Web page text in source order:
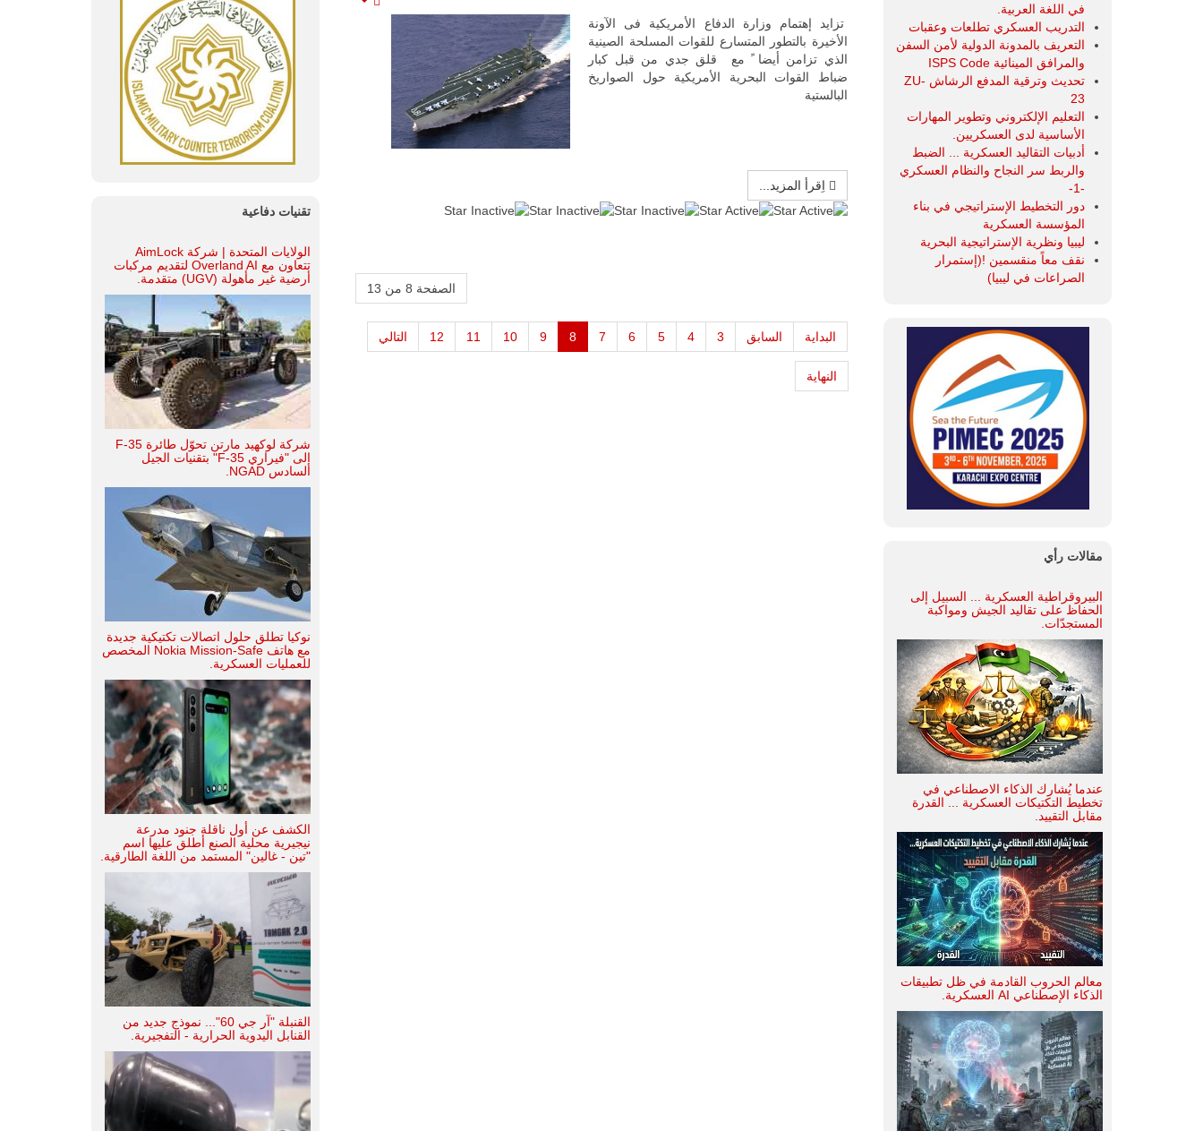
تزايد إهتمام وزارة الدفاع الأمريكية فى الآونة
الأخيرة بالتطور المتسارع للقوات المسلحة الصينية
الذي تزامن أيضا ً مع قلق جدي من قبل كبار
ضباط القوات البحرية الأمريكية حول الصواريخ
البالستية
اِقرأ المزيد...
تقييم
الصفحة 8 من 13
البداية السابق 3
4
5
6
7
8
9
10
11
12 التالي
النهاية
في اللغة العربية.
التدريب العسكري تطلعات وعقبات
التعريف بالمدونة الدولية لأمن السفن
والمرافق المينائية ISPS Code
تحديث وترقية المدفع الرشاش ZU-
23
التعليم الإلكتروني وتطوير المهارات
الأساسية لدى العسكريين.
أدبيات التقاليد العسكرية ... الضبط
والربط سر النجاح والنظام العسكري
-1-
دور التخطيط الإستراتيجي في بناء
المؤسسة العسكرية
ليبيا ونظرية الإستراتيجية البحرية
نقف معاً منقسمين !(إستمرار
الصراعات في ليبيا)
مقالات رأي
البيروقراطية العسكرية ... السبيل إلى
الحفاظ على تقاليد الجيش ومواكبة
المستجدّات.
عندما يُشارك الذكاء الاصطناعي في
تخطيط التكتيكات العسكرية ... القدرة
مقابل التقييد.
معالم الحروب القادمة في ظل تطبيقات
الذكاء الإصطناعي AI العسكرية.
تقنيات دفاعية
الولايات المتحدة | شركة AimLock
تتعاون مع Overland AI لتقديم مركبات
أرضية غير مأهولة (UGV) متقدمة.
شركة لوكهيد مارتن تحوّل طائرة F-35
إلى "فيراري F-35" بتقنيات الجيل
السادس NGAD.
نوكيا تطلق حلول اتصالات تكتيكية جديدة
مع هاتف Nokia Mission-Safe المخصص
للعمليات العسكرية.
الكشف عن أول ناقلة جنود مدرعة
نيجيرية محلية الصنع أطلق عليها اسم
"تين - غالين" المستمد من اللغة الطارقية.
القنبلة "آر جي 60"... نموذج جديد من
القنابل اليدوية الحرارية - التفجيرية.